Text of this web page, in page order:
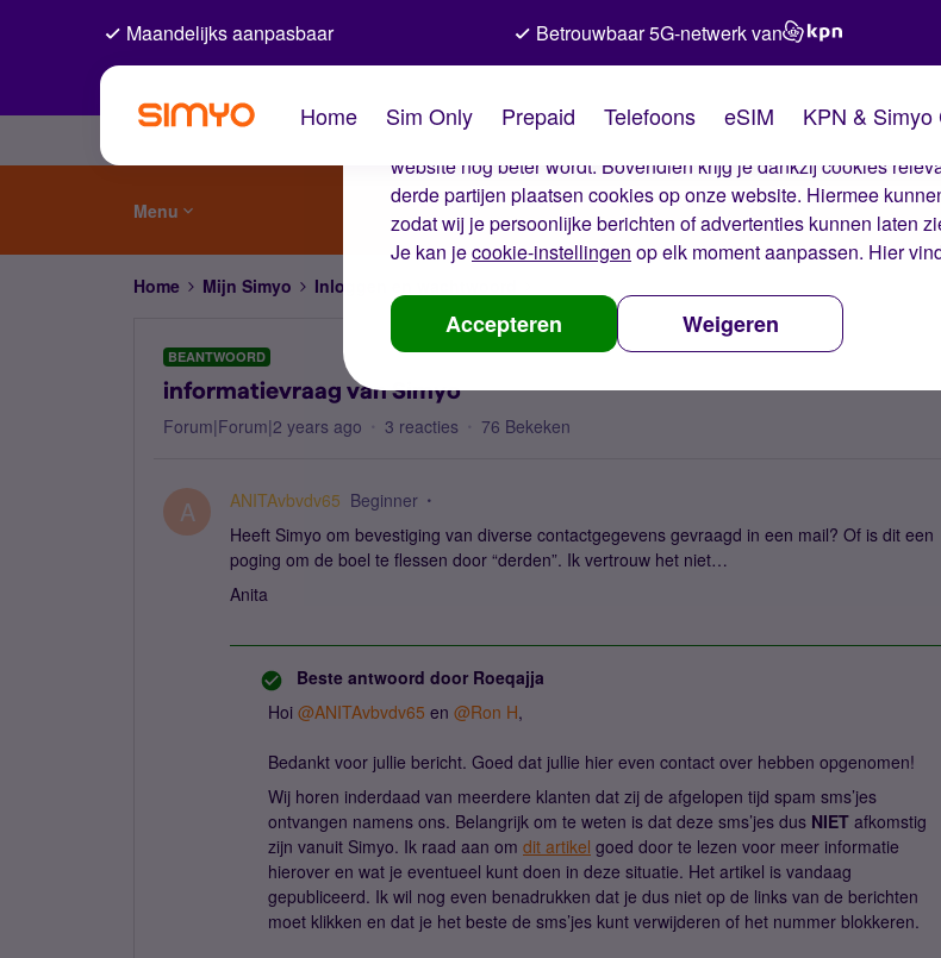
De cookies van Simyo
Wij gebruiken cookies op onze website. Met deze cookies
website nog beter wordt. Bovendien krijg je dankzij cookies
derde partijen plaatsen cookies op onze website. Hiermee
zodat wij je persoonlijke berichten of advertenties kunnen laten
Je kan jecookie-instellingen op elk moment aanpassen. Hier
Accepteren Weigeren
Maandelijks aanpasbaar Betrouwbaar 5G-netwerk van
Home Sim Only Prepaid Telefoons eSIM KPN & Simyo
Menu
Home Mijn Simyo Inloggen en wachtwoord
BEANTWOORD
informatievraag van Simyo
Forum|Forum|2 years ago 3 reacties 76 Bekeken
A ANITAvbvdv65 Beginner
Heeft Simyo om bevestiging van diverse contactgegevens gevraagd in een mail? Of is dit een
poging om de boel te flessen door “derden”. Ik vertrouw het niet…
Anita
Beste antwoord door Roeqajja
Hoi @ANITAvbvdv65 en @Ron H,
Bedankt voor jullie bericht. Goed dat jullie hier even contact over hebben opgenomen!
Wij horen inderdaad van meerdere klanten dat zij de afgelopen tijd spam sms’jes
ontvangen namens ons. Belangrijk om te weten is dat deze sms’jes dus NIET afkomstig
zijn vanuit Simyo. Ik raad aan om dit artikel goed door te lezen voor meer informatie
hierover en wat je eventueel kunt doen in deze situatie. Het artikel is vandaag
gepubliceerd. Ik wil nog even benadrukken dat je dus niet op de links van de berichten
moet klikken en dat je het beste de sms’jes kunt verwijderen of het nummer blokkeren.